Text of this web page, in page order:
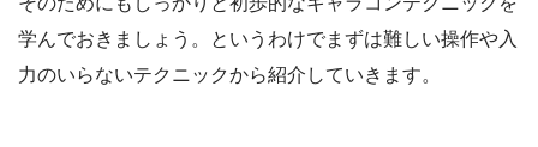
学んでおきましょう。というわけでまずは難しい操作や入
力のいらないテクニックから紹介していきます。